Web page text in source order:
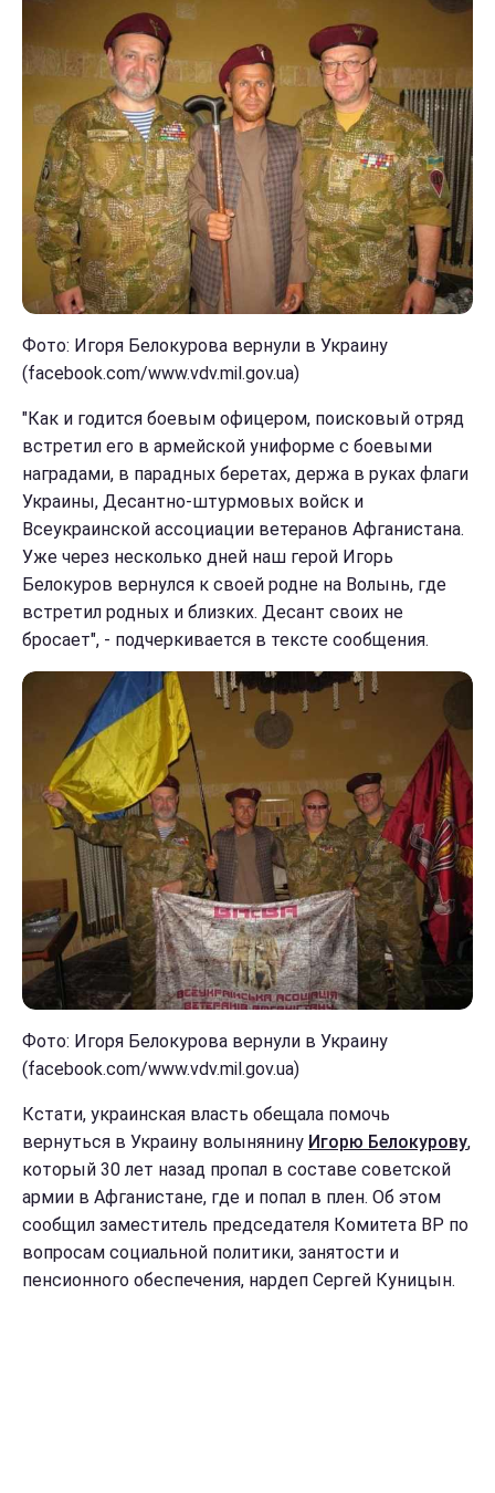
Фото: Игоря Белокурова вернули в Украину
(facebook.com/www.vdv.mil.gov.ua)
"Как и годится боевым офицером, поисковый отряд
встретил его в армейской униформе с боевыми
наградами, в парадных беретах, держа в руках флаги
Украины, Десантно-штурмовых войск и
Всеукраинской ассоциации ветеранов Афганистана.
Уже через несколько дней наш герой Игорь
Белокуров вернулся к своей родне на Волынь, где
встретил родных и близких. Десант своих не
бросает", - подчеркивается в тексте сообщения.
Фото: Игоря Белокурова вернули в Украину
(facebook.com/www.vdv.mil.gov.ua)
Кстати, украинская власть обещала помочь
вернуться в Украину волынянину Игорю Белокурову,
который 30 лет назад пропал в составе советской
армии в Афганистане, где и попал в плен. Об этом
сообщил заместитель председателя Комитета ВР по
вопросам социальной политики, занятости и
пенсионного обеспечения, нардеп Сергей Куницын.